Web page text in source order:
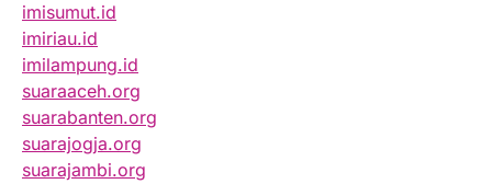
imisumut.id
imiriau.id
imilampung.id
suaraaceh.org
suarabanten.org
suarajogja.org
suarajambi.org